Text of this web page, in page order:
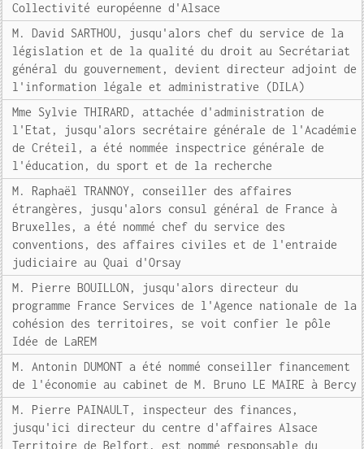
Collectivité européenne d'Alsace
M. David SARTHOU, jusqu'alors chef du service de la
législation et de la qualité du droit au Secrétariat
général du gouvernement, devient directeur adjoint de
l'information légale et administrative (DILA)
Mme Sylvie THIRARD, attachée d'administration de
l'Etat, jusqu'alors secrétaire générale de l'Académie
de Créteil, a été nommée inspectrice générale de
l'éducation, du sport et de la recherche
M. Raphaël TRANNOY, conseiller des affaires
étrangères, jusqu'alors consul général de France à
Bruxelles, a été nommé chef du service des
conventions, des affaires civiles et de l'entraide
judiciaire au Quai d'Orsay
M. Pierre BOUILLON, jusqu'alors directeur du
programme France Services de l'Agence nationale de la
cohésion des territoires, se voit confier le pôle
Idée de LaREM
M. Antonin DUMONT a été nommé conseiller financement
de l'économie au cabinet de M. Bruno LE MAIRE à Bercy
M. Pierre PAINAULT, inspecteur des finances,
jusqu'ici directeur du centre d'affaires Alsace
Territoire de Belfort, est nommé responsable du